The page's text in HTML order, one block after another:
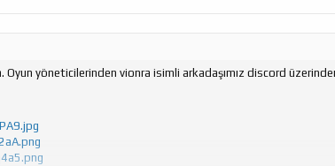
Oyun yöneticilerinden vionra isimli arkadaşımız discord